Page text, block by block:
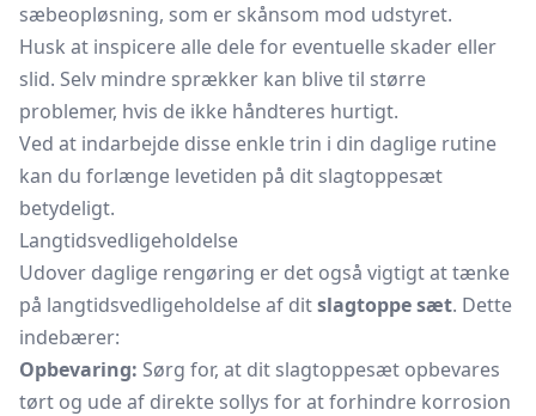
sæbeopløsning, som er skånsom mod udstyret.
Husk at inspicere alle dele for eventuelle skader eller
slid. Selv mindre sprækker kan blive til større
problemer, hvis de ikke håndteres hurtigt.
Ved at indarbejde disse enkle trin i din daglige rutine
kan du forlænge levetiden på dit slagtoppesæt
betydeligt.
Langtidsvedligeholdelse
Udover daglige rengøring er det også vigtigt at tænke
på langtidsvedligeholdelse af ditslagtoppe sæt. Dette
indebærer:
Opbevaring: Sørg for, at dit slagtoppesæt opbevares
tørt og ude af direkte sollys for at forhindre korrosion